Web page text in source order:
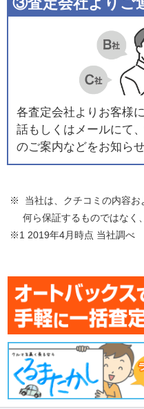
各査定会社よりお客様
話もしくはメールにて
のご案内などをお知ら
※ 当社は、クチコミの内容お
何ら保証するものではなく
※1 2019年4月時点 当社調べ